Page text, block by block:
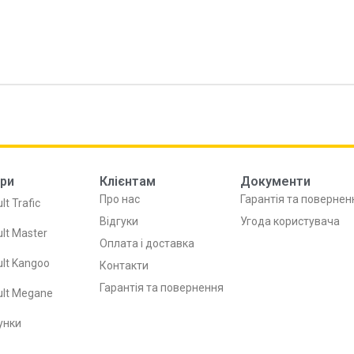
Trafic
Master
Kangoo
Megane
Клієнтам
Про нас
Відгуки
Оплата і доставка
Контакти
Гарантія та повернення
Документи
Гарантія та
Угода користувача